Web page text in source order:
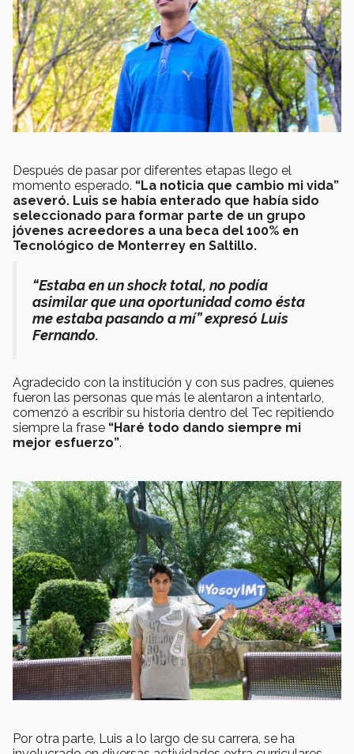
Después de pasar por diferentes etapas llego el
momento esperado. “La noticia que cambio mi vida”
aseveró. Luis se había enterado que había sido
seleccionado para formar parte de un grupo
jóvenes acreedores a una beca del 100% en
Tecnológico de Monterrey en Saltillo.
“Estaba en un shock total, no podía
asimilar que una oportunidad como ésta
me estaba pasando a mí” expresó Luis
Fernando.
Agradecido con la institución y con sus padres, quienes
fueron las personas que más le alentaron a intentarlo,
comenzó a escribir su historia dentro del Tec repitiendo
siempre la frase “Haré todo dando siempre mi
mejor esfuerzo”.
Por otra parte, Luis a lo largo de su carrera, se ha